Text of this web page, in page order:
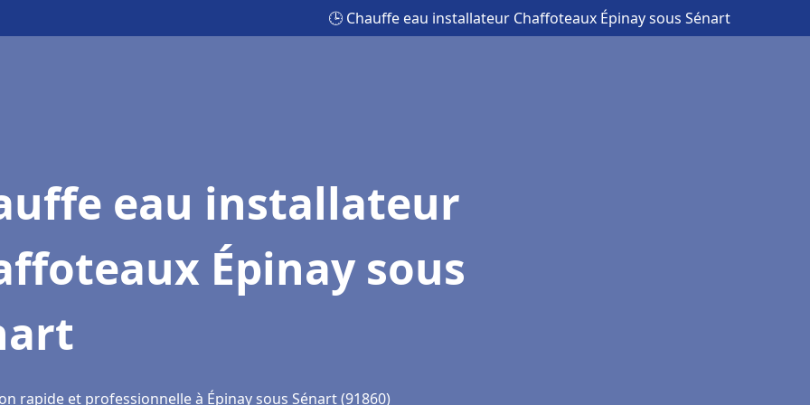
🕒 Chauffe eau installateur Chaffoteaux Épinay sous Sénart
eau installateur
Épinay sous
rapide et professionnelle à Épinay sous Sénart (91860)